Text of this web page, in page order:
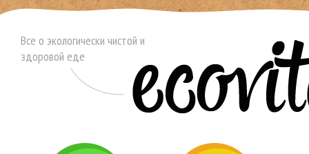
Все о экологически чистой и
здоровой еде